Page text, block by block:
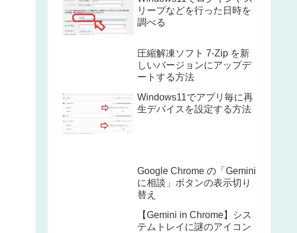
リープなどを行った日時を
調べる
圧縮解凍ソフト 7-Zip を新
しいバージョンにアップデ
ートする方法
Windows11でアプリ毎に再
生デバイスを設定する方法
Google Chrome の「Gemini
に相談」ボタンの表示切り
替え
【Gemini in Chrome】シス
テムトレイに謎のアイコン